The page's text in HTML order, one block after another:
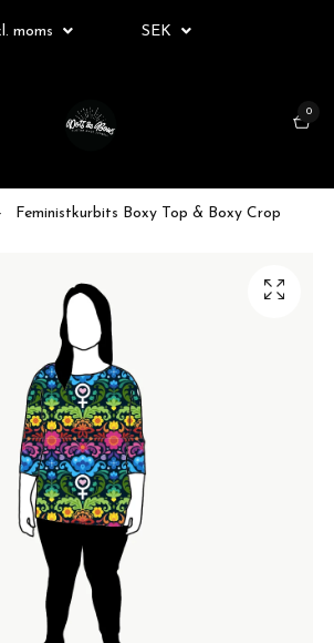
moms SEK
0
Feministkurbits Boxy Top & Boxy Crop